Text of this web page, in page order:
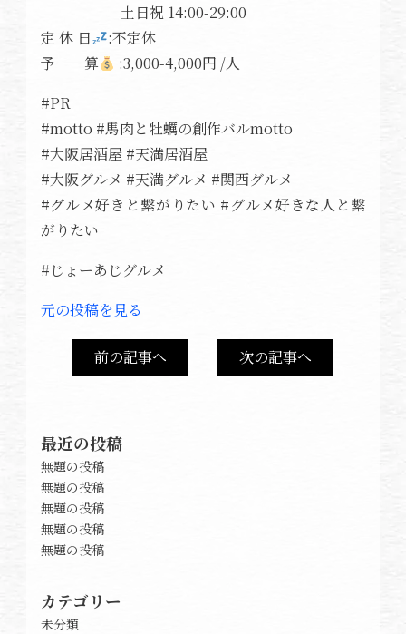
土日祝 14:00-29:00
定 休 日
:不定休
予 算
:3,000-4,000円 /人
#PR
#motto #馬肉と牡蠣の創作バルmotto
#大阪居酒屋 #天満居酒屋
#大阪グルメ #天満グルメ #関西グルメ
#グルメ好きと繋がりたい #グルメ好きな人と繋
がりたい
#じょーあじグルメ
元の投稿を見る
前の記事へ 次の記事へ
最近の投稿
無題の投稿
無題の投稿
無題の投稿
無題の投稿
無題の投稿
カテゴリー
未分類